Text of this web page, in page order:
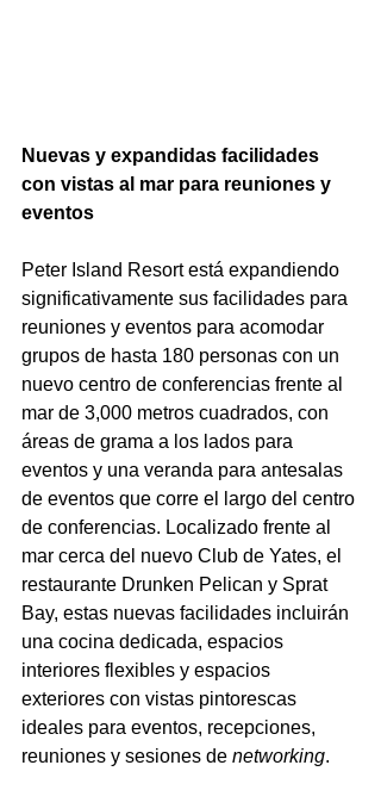
Nuevas y expandidas facilidades
con vistas al mar para reuniones y
eventos
Peter Island Resort está expandiendo
significativamente sus facilidades para
reuniones y eventos para acomodar
grupos de hasta 180 personas con un
nuevo centro de conferencias frente al
mar de 3,000 metros cuadrados, con
áreas de grama a los lados para
eventos y una veranda para antesalas
de eventos que corre el largo del centro
de conferencias. Localizado frente al
mar cerca del nuevo Club de Yates, el
restaurante Drunken Pelican y Sprat
Bay, estas nuevas facilidades incluirán
una cocina dedicada, espacios
interiores flexibles y espacios
exteriores con vistas pintorescas
ideales para eventos, recepciones,
reuniones y sesiones de networking.